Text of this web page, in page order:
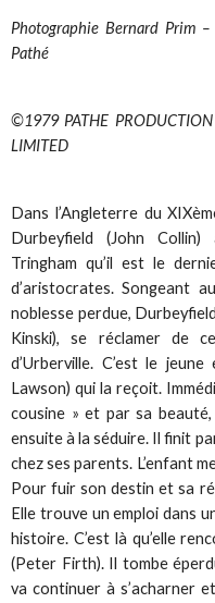
Photographie Bernard Prim
Pathé
©1979 PATHE
LIMITED
Dans l’Angleterre du
Durbeyfield (John
Tringham qu’il est le
d’aristocrates. Songeant
noblesse perdue,
Kinski), se réclamer de
d’Urberville. C’est le
Lawson) qui la reçoit.
cousine » et par sa beauté,
ensuite à la séduire. Il finit
chez ses parents. L’enfant
Pour fuir son destin et sa
Elle trouve un emploi dans
histoire. C’est là qu’elle
(Peter Firth). Il tombe
va continuer à s’acharner